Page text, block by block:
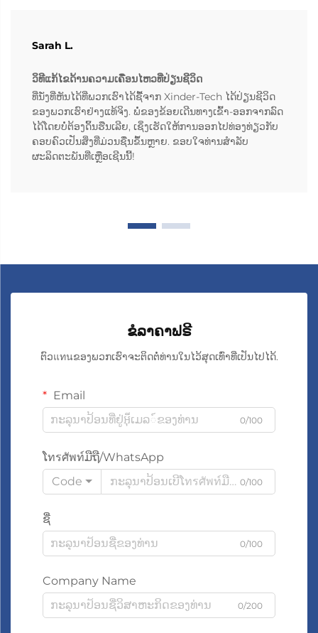
Sarah L.
ວິທີແກ້ໄຂດ້ານຄວາມເຄື່ອນໄຫວທີ່ປ່ຽນຊີວິດ
ທີ່ນັ່ງທີ່ຫັນໄດ້ທີ່ພວກເຮົາໄດ້ຊື້ຈາກ Xinder-Tech ໄດ້ປ່ຽນຊີວິດ
ຂອງພວກເຮົາຢ່າງແທ້ຈິງ. ພໍ່ຂອງຂ້ອຍເດີນທາງເຂົ້າ-ອອກຈາກລົດ
ໄດ້ໂດຍບໍ່ຕ້ອງດິ້ນຮືນເລີຍ, ເຊິ່ງເຮັດໃຫ້ການອອກໄປທ່ອງທ່ຽວກັບ
ຄອບຄົວເປັນສິ່ງທີ່ມ່ວນຊື່ນຂຶ້ນຫຼາຍ. ຂອບໃຈທ່ານສຳລັບ
ຜະລິດຕະພັນທີ່ເຫຼືອເຊີນນີ້!
ຂໍລາຄາຟຣີ
ຕົວแทนຂອງພວກເຮົາຈະຕິດຕໍ່ທ່ານໃນໄວ້ສຸດເທົ່າທີ່ເປັນໄປໄດ້.
Email
0/100
ໂทรศัพท์ມືຖື/WhatsApp
Code
0/100
ຊື່
0/100
Company Name
0/200